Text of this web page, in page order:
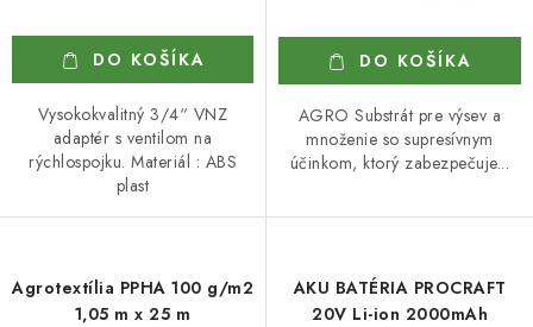
DO KOŠÍKA
Vysokokvalitný 3/4“ VNZ
adaptér s ventilom na
rýchlospojku. Materiál : ABS
plast
DO KOŠÍKA
AGRO Substrát pre výsev a
množenie so supresívnym
účinkom, ktorý zabezpečuje...
Agrotextília PPHA 100 g/m2
1,05 m x 25 m
AKU BATÉRIA PROCRAFT
20V Li-ion 2000mAh